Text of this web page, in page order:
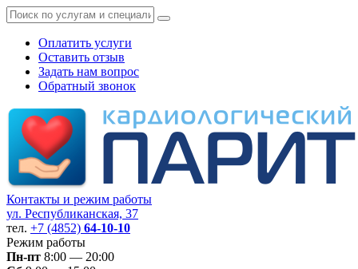
Оплатить услуги
Оставить отзыв
Задать нам вопрос
Обратный звонок
Контакты и режим работы
ул. Республиканская, 37
тел. +7 (4852) 64-10-10
Режим работы
Пн-пт 8:00 — 20:00